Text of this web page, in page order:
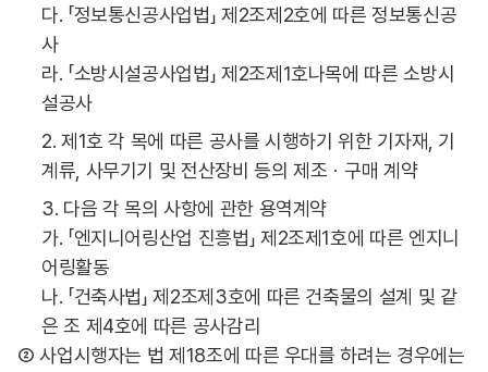
다. 「정보통신공사업법」 제2조제2호에 따른 정보통신공
사
라. 「소방시설공사업법」 제2조제1호나목에 따른 소방시
설공사
2. 제1호 각 목에 따른 공사를 시행하기 위한 기자재, 기
계류, 사무기기 및 전산장비 등의 제조ㆍ구매 계약
3. 다음 각 목의 사항에 관한 용역계약
가. 「엔지니어링산업 진흥법」 제2조제1호에 따른 엔지니
어링활동
나. 「건축사법」 제2조제3호에 따른 건축물의 설계 및 같
은 조 제4호에 따른 공사감리
② 사업시행자는 법 제18조에 따른 우대를 하려는 경우에는